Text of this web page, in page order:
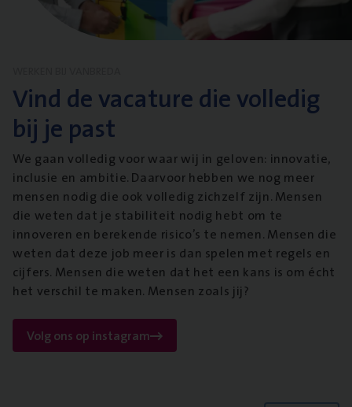
Vind de vacature die volledig
bij je past
We gaan volledig voor waar wij in geloven: innovatie,
inclusie en ambitie. Daarvoor hebben we nog meer
mensen nodig die ook volledig zichzelf zijn. Mensen
die weten dat je stabiliteit nodig hebt om te
innoveren en berekende risico’s te nemen. Mensen die
weten dat deze job meer is dan spelen met regels en
cijfers. Mensen die weten dat het een kans is om écht
het verschil te maken. Mensen zoals jij?
Volg ons op instagram